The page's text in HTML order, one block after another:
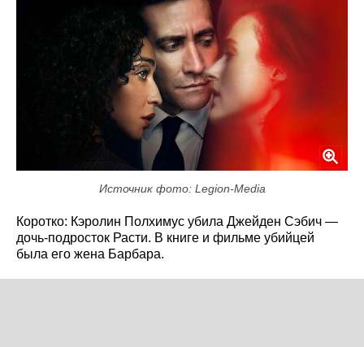
Источник фото: Legion-Media
Коротко: Кэролин Полхимус убила Джейден Сэбич —
дочь-подросток Расти. В книге и фильме убийцей
была его жена Барбара.